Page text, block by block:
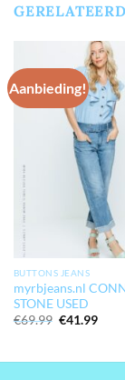
Aanbieding!
BUTTONS JEANS
myrbjeans.nl
STONE USED
€69.99 €41.99